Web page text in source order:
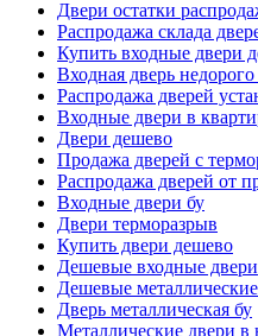
Двери остатки
Распродажа склада
Купить входные двери
Входная дверь
Распродажа дверей
Входные двери в
Двери дешево
Продажа дверей с
Распродажа дверей от
Входные двери бу
Двери терморазрыв
Купить двери дешево
Дешевые входные двери
Дешевые
Дверь металлическая бу
Металлические двери в